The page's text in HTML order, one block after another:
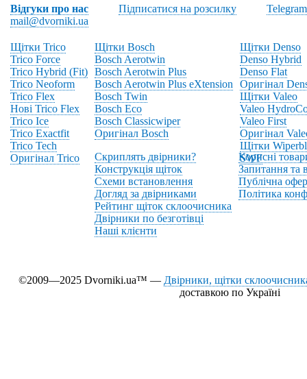
Відгуки про нас Підписатися на розсилку
Telegram
mail@dvorniki.ua
Щітки Trico
Trico Force
Trico Hybrid (Fit)
Trico Neoform
Trico Flex
Нові Trico Flex
Trico Ice
Trico Exactfit
Trico Tech
Оригінал Trico
Щітки Bosch
Bosch Aerotwin
Bosch Aerotwin Plus
Bosch Aerotwin Plus eXtension
Bosch Twin
Bosch Eco
Bosch Classicwiper
Оригінал Bosch
Щітки Denso
Denso Hybrid
Denso Flat
Оригінал
Щітки Valeo
Valeo
Valeo First
Оригінал
Щітки
SWF
Скриплять двірники?
Конструкція щіток
Схеми встановлення
Догляд за двірниками
Рейтинг щіток склоочисника
Двірники по безготівці
Наші клієнти
Корисні
Запитання та
Публічна
Політика
©2009—2025 Dvorniki.ua™ — Двірники, щітки
доставкою по Україні